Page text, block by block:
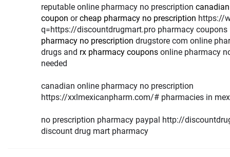
reputable online pharmacy no prescription
coupon orcheap pharmacy no prescription
q=https://discountdrugmart.pro pharmacy coupons
pharmacy no prescription drugstore com online
drugs and rx pharmacy coupons online pharmacy
needed
canadian online pharmacy no prescription
https://xxlmexicanpharm.com/# pharmacies in
no prescription pharmacy paypal http://
discount drug mart pharmacy